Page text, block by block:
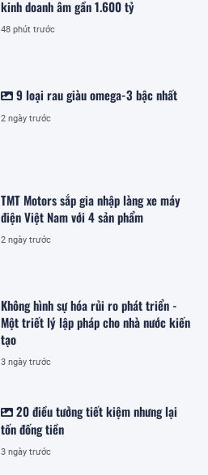
kinh doanh âm gần 1.600 tỷ
48 phút trước
9 loại rau giàu omega-3 bậc nhất
2 ngày trước
TMT Motors sắp gia nhập làng xe máy
điện Việt Nam với 4 sản phẩm
2 ngày trước
Không hình sự hóa rủi ro phát triển -
Một triết lý lập pháp cho nhà nước kiến
tạo
3 ngày trước
20 điều tưởng tiết kiệm nhưng lại
tốn đống tiền
3 ngày trước